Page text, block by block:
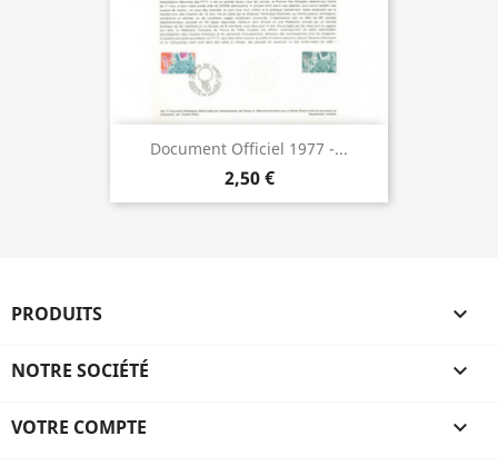
Document Officiel 1977 -...
2,50 €
PRODUITS 
NOTRE SOCIÉTÉ 
VOTRE COMPTE 